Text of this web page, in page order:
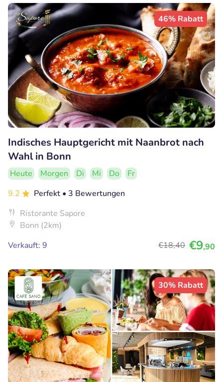
46% Rabatt
Indisches Hauptgericht mit Naanbrot nach
Wahl in Bonn
Heute Morgen Di Mi Do
Fr
9.2
Perfekt • 3 Bewertungen
Ristorante Sapore
Bonn (2km)
Verkauft: 9
€18,40 €9,90
30% Rabatt